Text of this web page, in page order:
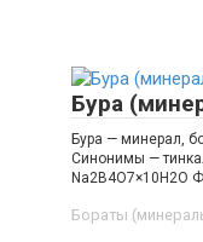
Бура
Бура — минерал,
Синонимы —
Na2B4O7×10H2O
Бораты